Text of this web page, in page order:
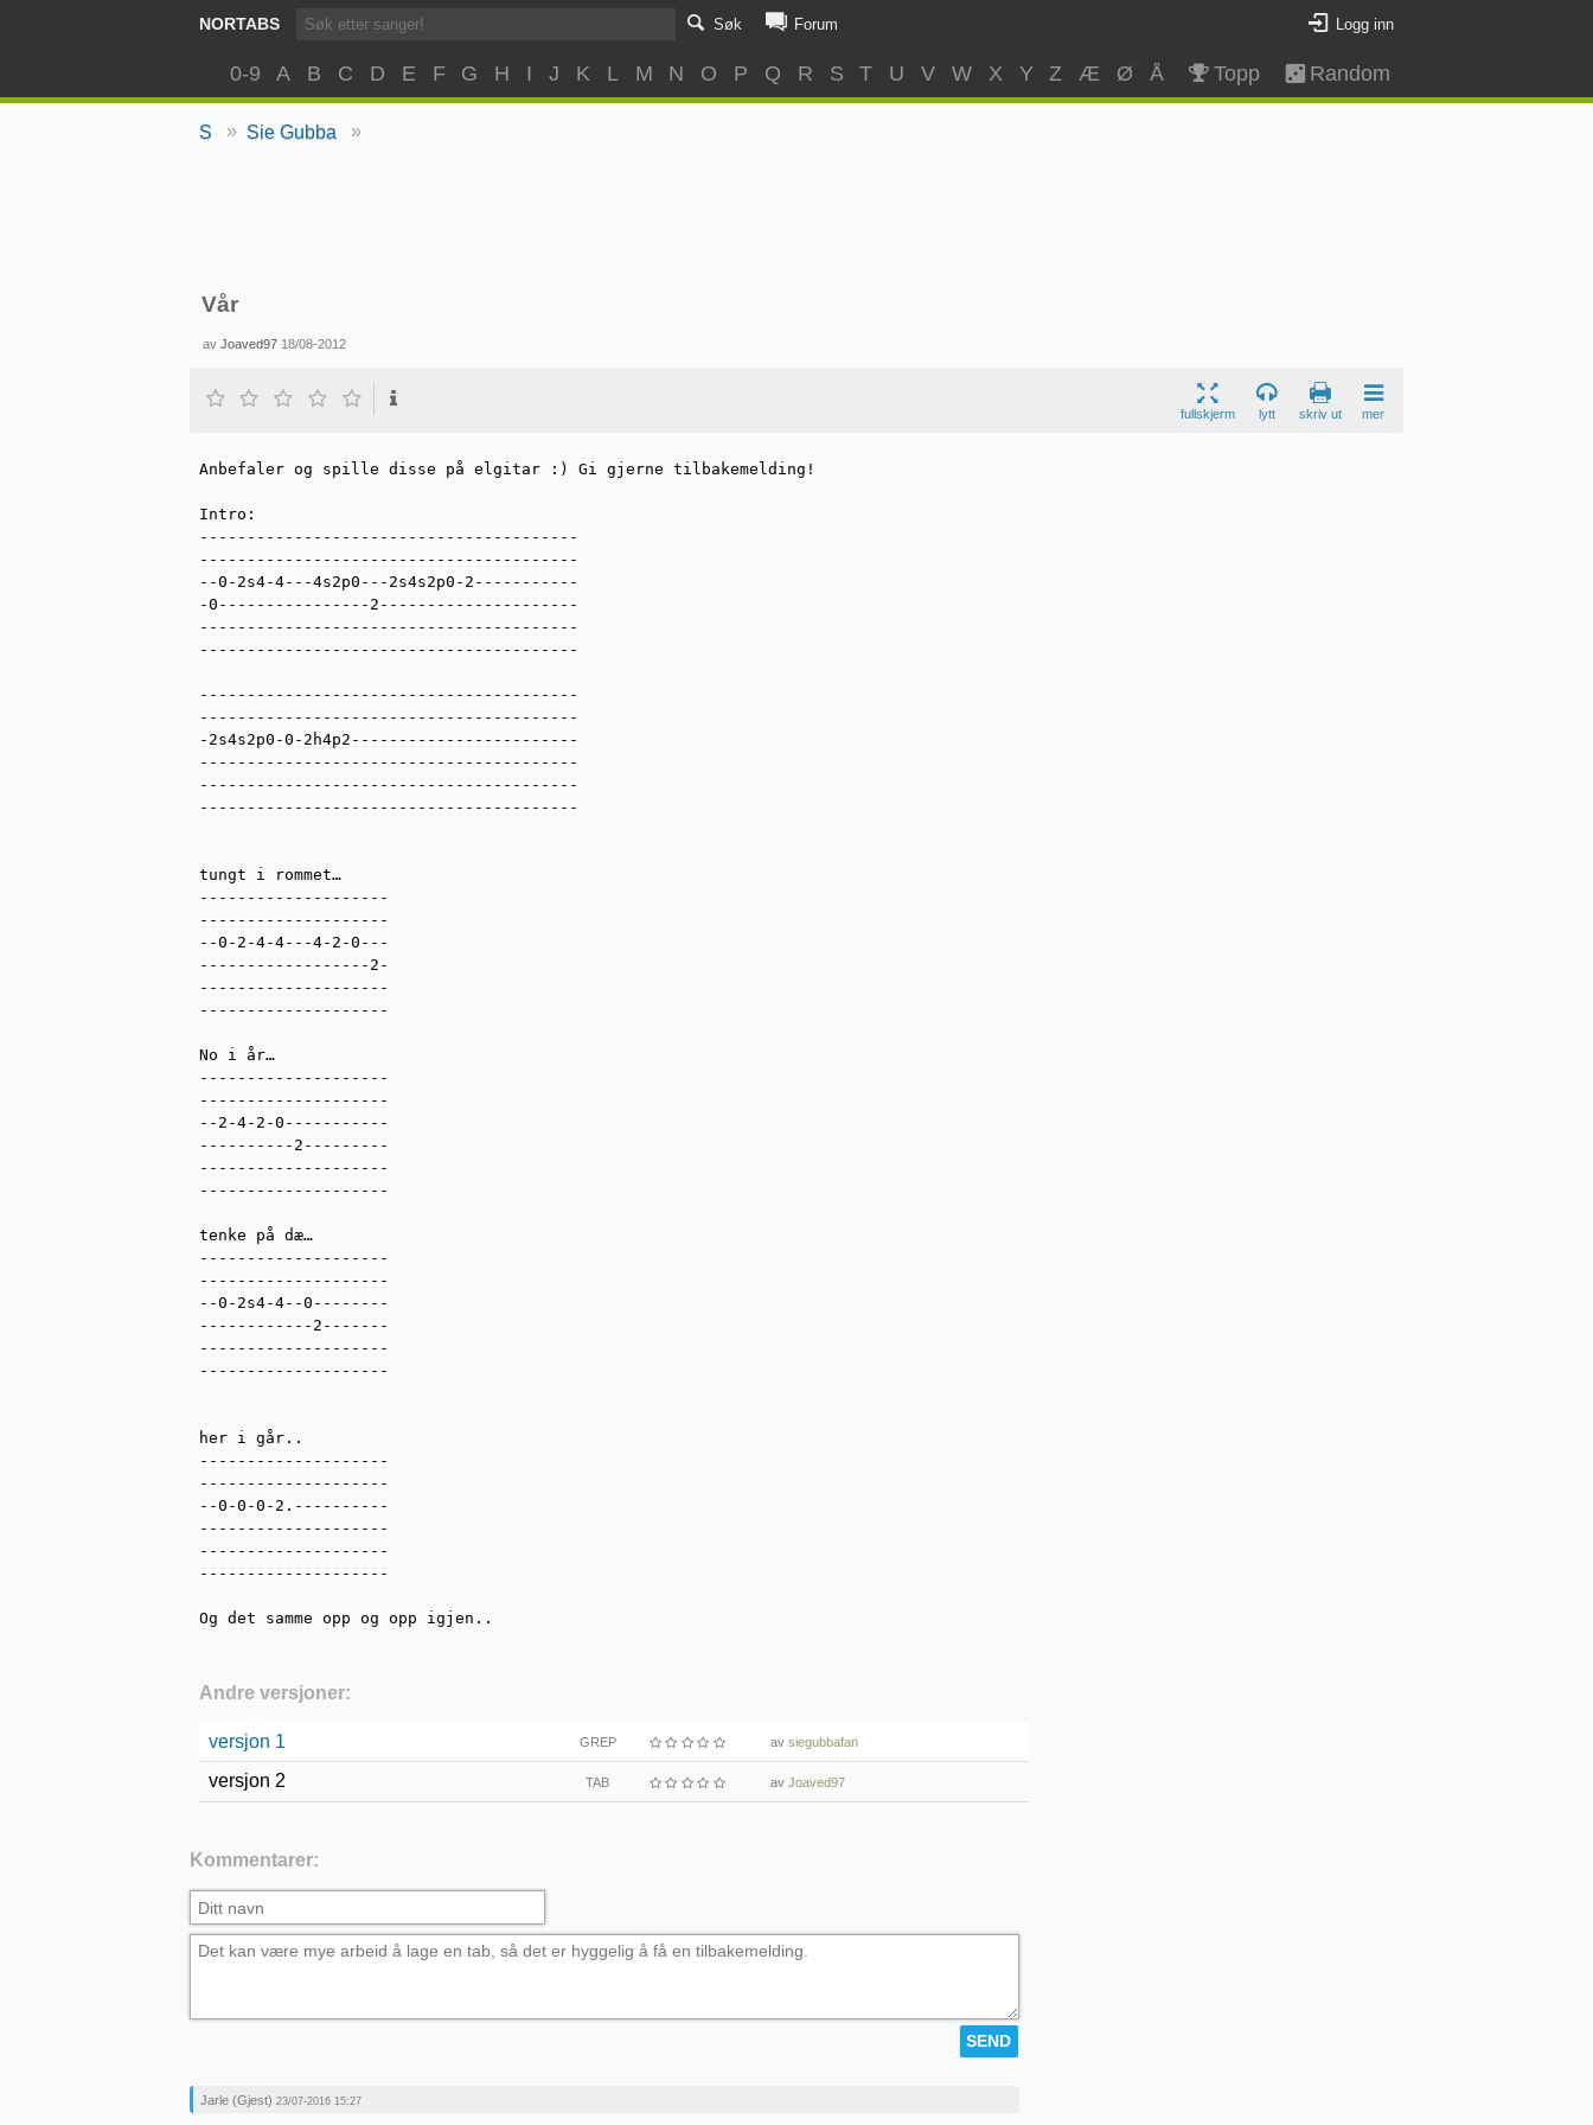
NORTABS Søk Forum Logg inn
0-9 A B C D E F G H I J K L M N O P Q R S T U V W X Y Z Æ Ø Å Topp Random
S » Sie Gubba »
Vår
avJoaved97 18/08-2012
fullskjerm lytt skriv ut mer
Anbefaler og spille disse på elgitar :) Gi gjerne tilbakemelding!
Intro:
----------------------------------------
----------------------------------------
--0-2s4-4---4s2p0---2s4s2p0-2-----------
-0----------------2---------------------
----------------------------------------
----------------------------------------
----------------------------------------
----------------------------------------
-2s4s2p0-0-2h4p2------------------------
----------------------------------------
----------------------------------------
----------------------------------------
tungt i rommet…
--------------------
--------------------
--0-2-4-4---4-2-0---
------------------2-
--------------------
--------------------
No i år…
--------------------
--------------------
--2-4-2-0-----------
----------2---------
--------------------
--------------------
tenke på dæ…
--------------------
--------------------
--0-2s4-4--0--------
------------2-------
--------------------
--------------------
her i går..
--------------------
--------------------
--0-0-0-2.----------
--------------------
--------------------
--------------------
Og det samme opp og opp igjen..
Andre versjoner:
versjon 1 GREP av siegubbafan
versjon 2 TAB av Joaved97
Kommentarer:
Jarle (Gjest) 23/07-2016 15:27